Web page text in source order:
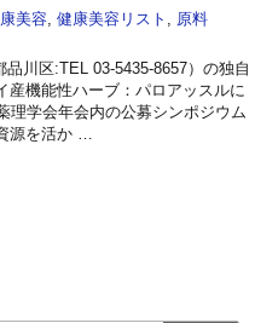
美容 健康美容リスト
原料
川区:TEL 03-5435-8657）の独自
産機能性ハーブ：パロアッスルに
理学会年会内の公募シンポジウム
源を活か …